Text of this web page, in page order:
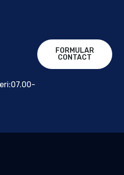
FORMULAR
CONTACT